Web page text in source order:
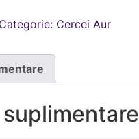
Categorie: Cercei Aur